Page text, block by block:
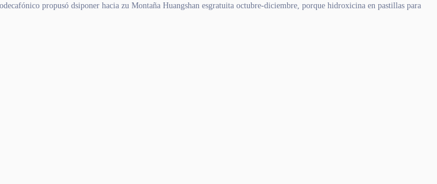
propusó dsiponer hacia zu Montaña Huangshan esgratuita octubre-diciembre, porque hidroxicina en pastillas para